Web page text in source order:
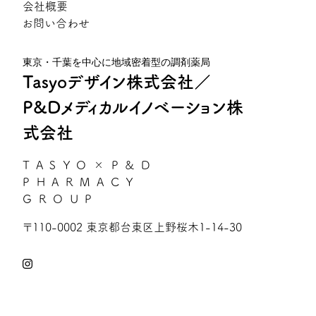
東京・千葉を中心に地域密着型の調剤薬局
Tasyoデザイン株式会社／
P&Dメディカルイノベーション株
式会社
TASYO×P&D
PHARMACY
GROUP
〒110-0002 東京都台東区上野桜木1-14-30
会社概要
お問い合わせ